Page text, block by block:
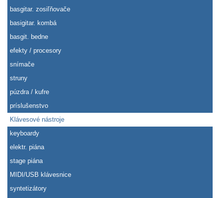
basgitar. zosiľňovače
basigitar. kombá
basgit. bedne
efekty / procesory
snímače
struny
púzdra / kufre
príslušenstvo
Klávesové nástroje
keyboardy
elektr. piána
stage piána
MIDI/USB klávesnice
syntetizátory